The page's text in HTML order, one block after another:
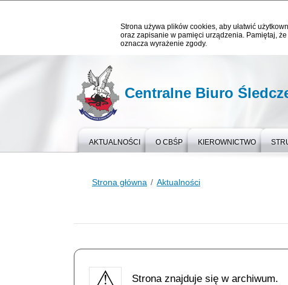
Strona używa plików cookies, aby ułatwić
oraz zapisanie w pamięci urządzenia. Pamiętaj,
oznacza wyrażenie zgody.
Centralne Biuro
AKTUALNOŚCI O CBŚP KIEROWNICTWO
Strona główna Aktualności
Strona znajduje się w archiwum.